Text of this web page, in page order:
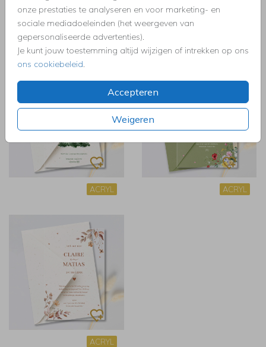
onze prestaties te analyseren en voor marketing- en
sociale mediadoeleinden (het weergeven van
gepersonaliseerde advertenties).
Je kunt jouw toestemming altijd wijzigen of intrekken op ons
ons cookiebeleid.
Accepteren
Weigeren
ACRYL
ACRYL ACRYL
ACRYL